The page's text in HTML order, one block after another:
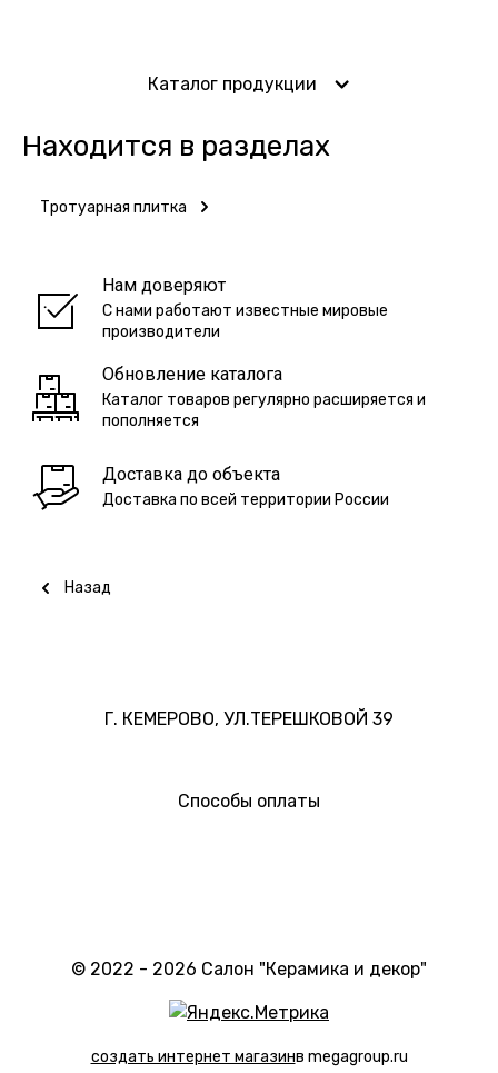
Каталог продукции
Находится в разделах
Тротуарная плитка
Нам доверяют
С нами работают известные мировые
производители
Обновление каталога
Каталог товаров регулярно расширяется и
пополняется
Доставка до объекта
Доставка по всей территории России
Назад
Г. КЕМЕРОВО, УЛ.ТЕРЕШКОВОЙ 39
Способы оплаты
© 2022 - 2026 Салон "Керамика и декор"
создать интернет магазинв megagroup.ru